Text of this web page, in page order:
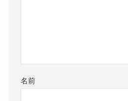
名前